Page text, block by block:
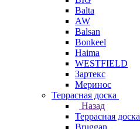
Balta
AW
Balsan
Bonkeel
Haima
WESTFIELD
Зартекс
Меринос
Террасная доска
Назад
Террасная доска
Bruggan